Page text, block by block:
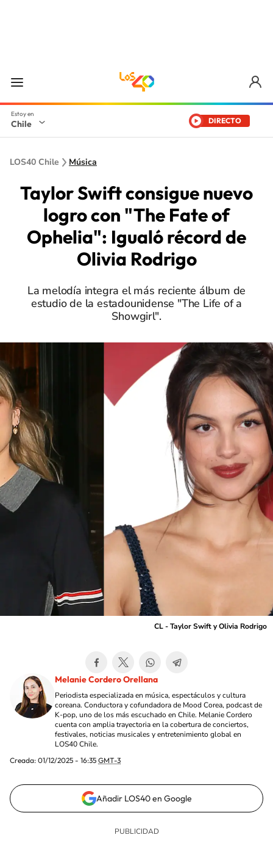
Chile DIRECTO
LOS40 Chile Música
Taylor Swift consigue nuevo
logro con "The Fate of
Ophelia": Igualó récord de
Olivia Rodrigo
La melodía integra el más reciente álbum de
estudio de la estadounidense "The Life of a
Showgirl".
CL - Taylor Swift y Olivia Rodrigo
Melanie Cordero Orellana
Periodista especializada en música, espectáculos y cultura
coreana. Conductora y cofundadora de Mood Corea, podcast de
K-pop, uno de los más escuchado en Chile. Melanie Cordero
cuenta con amplia trayectoria en la cobertura de conciertos,
festivales, noticias musicales y entretenimiento global en
LOS40 Chile.
Creada: 01/12/2025 - 16:35 GMT-3
Añadir LOS40 en Google